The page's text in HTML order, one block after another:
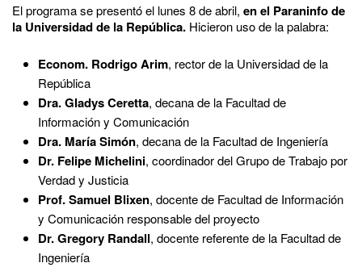
El programa se presentó el lunes 8 de abril, en el Paraninfo de
la Universidad de la República. Hicieron uso de la palabra:
Econom. Rodrigo Arim, rector de la Universidad de la
República
Dra. Gladys Ceretta, decana de la Facultad de
Información y Comunicación
Dra. María Simón, decana de la Facultad de Ingeniería
Dr. Felipe Michelini, coordinador del Grupo de Trabajo por
Verdad y Justicia
Prof. Samuel Blixen, docente de Facultad de Información
y Comunicación responsable del proyecto
Dr. Gregory Randall, docente referente de la Facultad de
Ingeniería